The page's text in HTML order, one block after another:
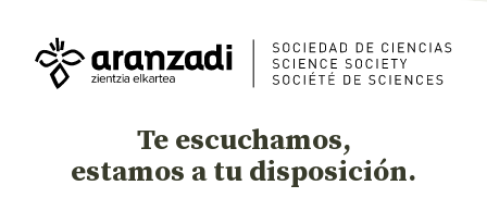
Te escuchamos,
estamos a tu disposición.